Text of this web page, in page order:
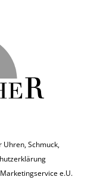
Schmuck,
e.U.